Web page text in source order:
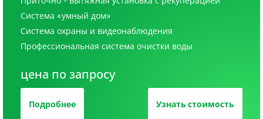
Система «умный дом»
Система охраны и видеонаблюдения
Профессиональная система очистки воды
цена по запросу
Подробнее Узнать стоимость